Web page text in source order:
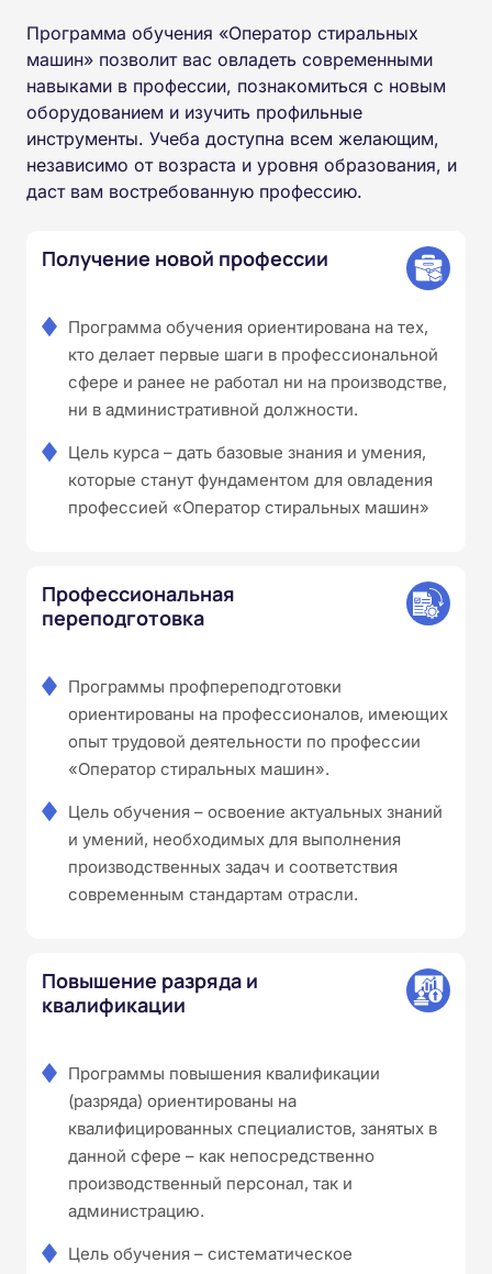
Программа обучения «Оператор стиральных
машин» позволит вас овладеть современными
навыками в профессии, познакомиться с новым
оборудованием и изучить профильные
инструменты. Учеба доступна всем желающим,
независимо от возраста и уровня образования, и
даст вам востребованную профессию.
Получение новой профессии
Программа обучения ориентирована на тех,
кто делает первые шаги в профессиональной
сфере и ранее не работал ни на производстве,
ни в административной должности.
Цель курса – дать базовые знания и умения,
которые станут фундаментом для овладения
профессией «Оператор стиральных машин»
Профессиональная
переподготовка
Программы профпереподготовки
ориентированы на профессионалов, имеющих
опыт трудовой деятельности по профессии
«Оператор стиральных машин».
Цель обучения – освоение актуальных знаний
и умений, необходимых для выполнения
производственных задач и соответствия
современным стандартам отрасли.
Повышение разряда и
квалификации
Программы повышения квалификации
(разряда) ориентированы на
квалифицированных специалистов, занятых в
данной сфере – как непосредственно
производственный персонал, так и
администрацию.
Цель обучения – систематическое